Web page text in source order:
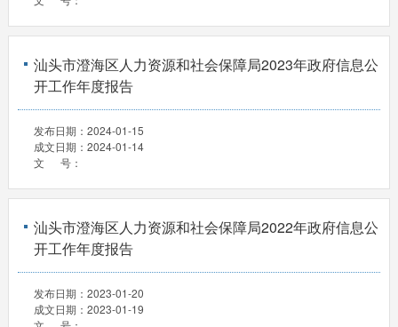
汕头市澄海区人力资源和社会保障局2023年政府信息公
开工作年度报告
发布日期： 2024-01-15
成文日期： 2024-01-14
文 号：
汕头市澄海区人力资源和社会保障局2022年政府信息公
开工作年度报告
发布日期： 2023-01-20
成文日期： 2023-01-19